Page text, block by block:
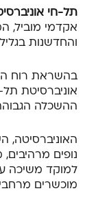
תל-חי
אקדמי מוביל,
והחדשנות
בהשראת רוח
אוניברסיטת
ההשכלה
האוניברסיטה,
נופים מרהיבים,
למוקד משיכה
מוכשרים